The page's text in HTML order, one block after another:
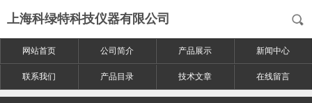
上海科绿特科技仪器有限公司
网站首页 公司简介 产品展示 新闻中心
联系我们 产品目录 技术文章 在线留言